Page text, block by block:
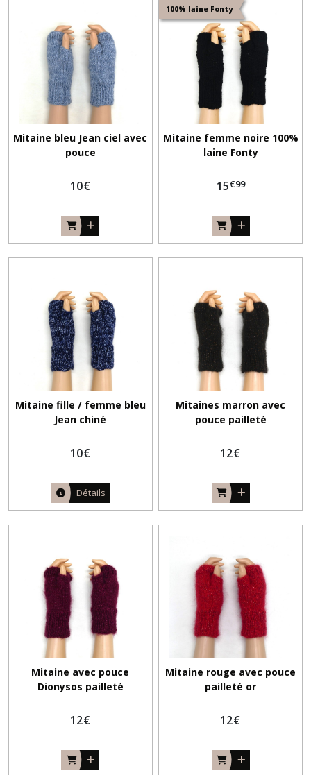
Mitaine bleu Jean ciel avec
pouce
10€
100% laine Fonty
Mitaine femme noire 100%
laine Fonty
15€99
Mitaine fille / femme bleu
Jean chiné
10€
Détails
Mitaines marron avec
pouce pailleté
12€
Mitaine avec pouce
Dionysos pailleté
12€
Mitaine rouge avec pouce
pailleté or
12€